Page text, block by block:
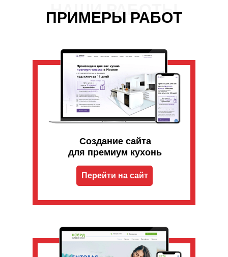
НАШИ РАБОТЫ
ПРИМЕРЫ РАБОТ
Создание сайта
для премиум кухонь
Перейти на сайт